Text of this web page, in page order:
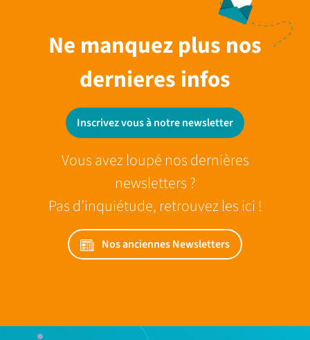
Ne manquez plus nos
dernieres infos
Inscrivez vous à notre newsletter
Vous avez loupé nos dernières
newsletters ?
Pas d’inquiétude, retrouvez les ici !
Nos anciennes Newsletters